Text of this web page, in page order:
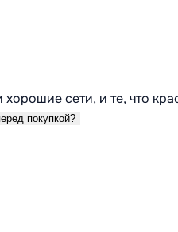
сети, и те, что
покупкой?